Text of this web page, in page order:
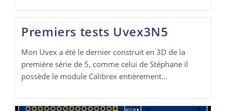
Premiers tests Uvex3N5
Mon Uvex a été le dernier construit en 3D de la
première série de 5, comme celui de Stéphane il
possède le module Calibrex entièrement…